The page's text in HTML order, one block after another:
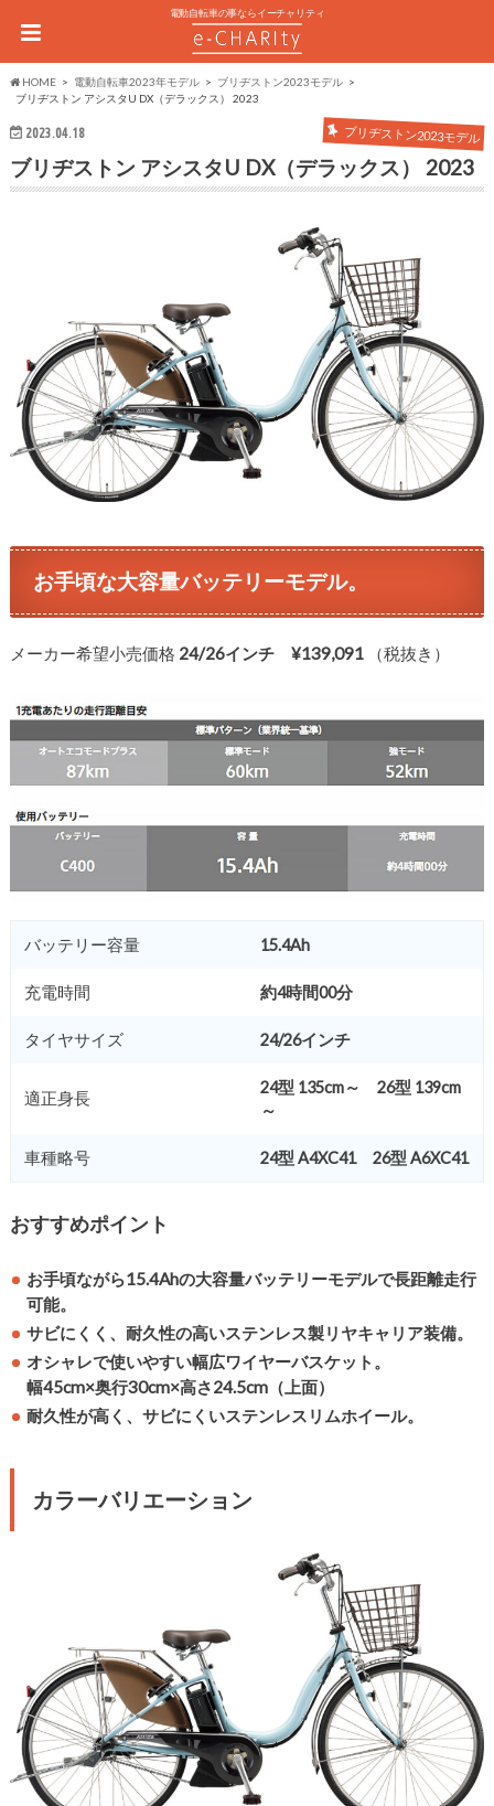
電動自転車の事ならイーチャリティ
HOME 電動自転車2023年モデル
ブリヂストン2023モデル
ブリヂストン アシスタU DX（デラックス） 2023
2023.04.18 ブリヂストン2023モデル
ブリヂストン アシスタU DX（デラックス） 2023
お手頃な大容量バッテリーモデル。
メーカー希望小売価格 24/26インチ ¥139,091（税抜き）
バッテリー容量 15.4Ah
充電時間 約4時間00分
タイヤサイズ 24/26インチ
適正身長
24型 135cm～ 26型 139cm
～
車種略号 24型 A4XC41 26型 A6XC41
おすすめポイント
お手頃ながら15.4Ahの大容量バッテリーモデルで長距離走行
可能。
サビにくく、耐久性の高いステンレス製リヤキャリア装備。
オシャレで使いやすい幅広ワイヤーバスケット。
幅45cm×奥行30cm×高さ24.5cm（上面）
耐久性が高く、サビにくいステンレスリムホイール。
カラーバリエーション